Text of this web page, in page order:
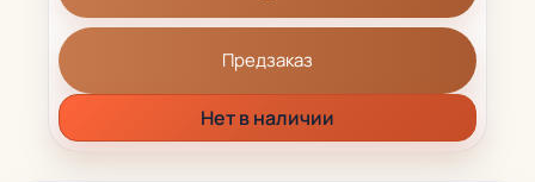
Предзаказ
Нет в наличии